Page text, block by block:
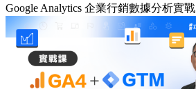
Google Analytics 企業行銷數據分析實戰